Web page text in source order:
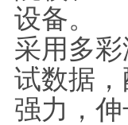
设备。
采用多
试数据
强力，